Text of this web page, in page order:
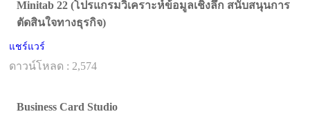
Minitab 22 (โปรแกรมวิเคราะห์ข้อมูลเชิงลึก สนับสนุนการ
ตัดสินใจทางธุรกิจ)
แชร์แวร์
ดาวน์โหลด : 2,574
Business Card Studio